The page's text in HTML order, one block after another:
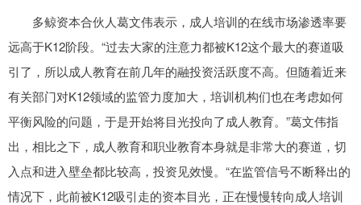
多鲸资本合伙人葛文伟表示，成人培训的在线市场渗透率要
远高于K12阶段。“过去大家的注意力都被K12这个最大的赛道吸
引了，所以成人教育在前几年的融投资活跃度不高。但随着近来
有关部门对K12领域的监管力度加大，培训机构们也在考虑如何
平衡风险的问题，于是开始将目光投向了成人教育。”葛文伟指
出，相比之下，成人教育和职业教育本身就是非常大的赛道，切
入点和进入壁垒都比较高，投资见效慢。“在监管信号不断释出的
情况下，此前被K12吸引走的资本目光，正在慢慢转向成人培训